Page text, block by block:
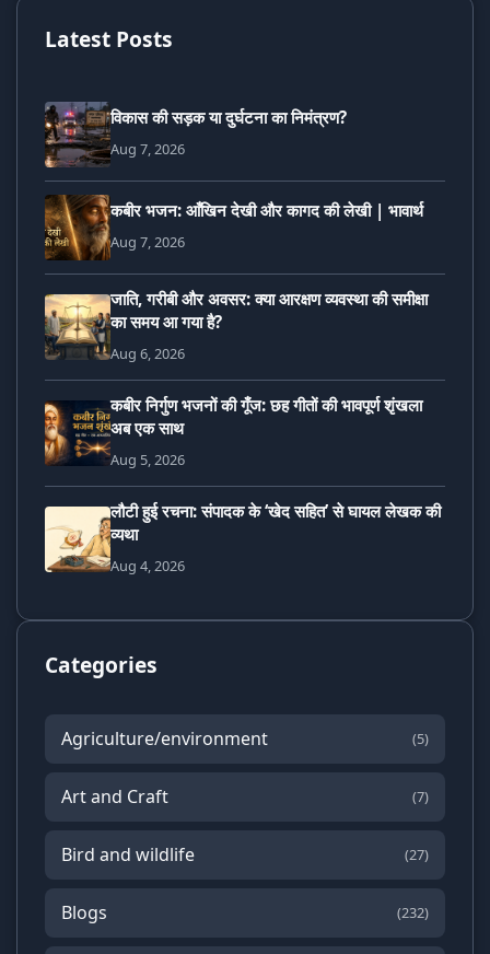
Latest Posts
विकास की सड़क या दुर्घटना का निमंत्रण?
Aug 7, 2026
कबीर भजन: आँखिन देखी और कागद की लेखी | भावार्थ
Aug 7, 2026
जाति, गरीबी और अवसर: क्या आरक्षण व्यवस्था की समीक्षा
का समय आ गया है?
Aug 6, 2026
कबीर निर्गुण भजनों की गूँज: छह गीतों की भावपूर्ण शृंखला
अब एक साथ
Aug 5, 2026
लौटी हुई रचना: संपादक के ‘खेद सहित’ से घायल लेखक की
व्यथा
Aug 4, 2026
Categories
Agriculture/environment (5)
Art and Craft (7)
Bird and wildlife (27)
Blogs (232)